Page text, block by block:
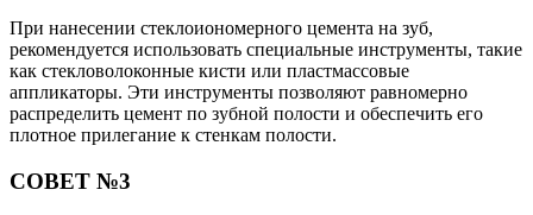
При нанесении стеклоиономерного цемента на зуб,
рекомендуется использовать специальные инструменты, такие
как стекловолоконные кисти или пластмассовые
аппликаторы. Эти инструменты позволяют равномерно
распределить цемент по зубной полости и обеспечить его
плотное прилегание к стенкам полости.
СОВЕТ №3